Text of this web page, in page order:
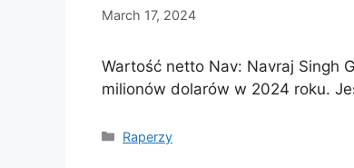
March 17, 2024
Wartość netto Nav: Navraj Singh
milionów dolarów w 2024 roku.
Categories
Raperzy